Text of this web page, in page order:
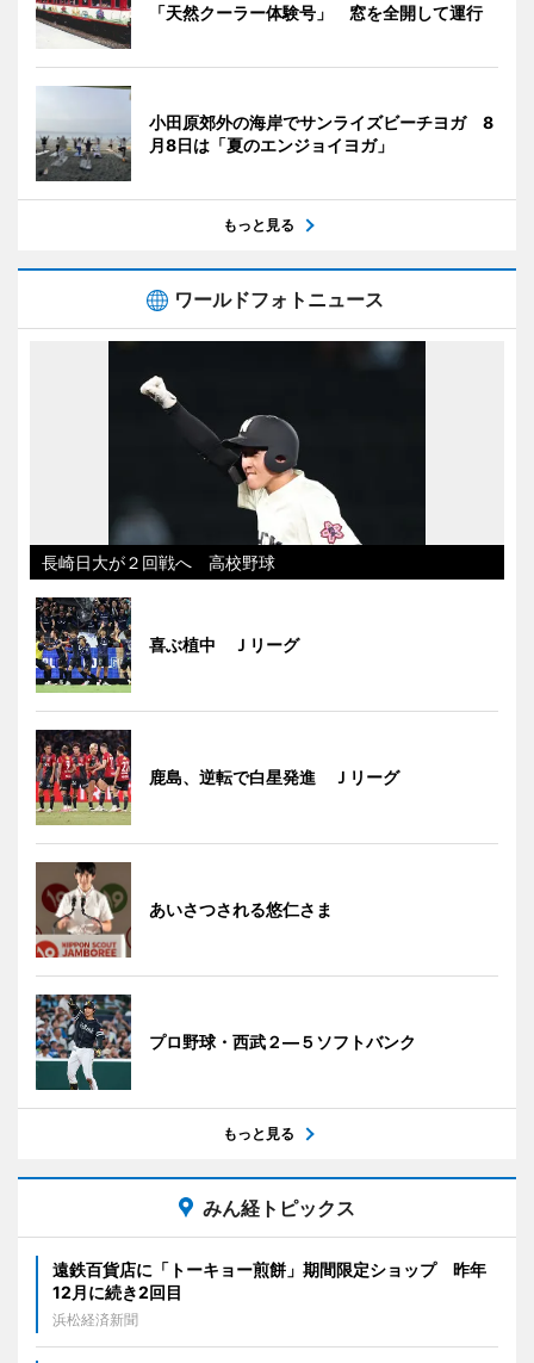
「天然クーラー体験号」 窓を全開して運行
小田原郊外の海岸でサンライズビーチヨガ 8
月8日は「夏のエンジョイヨガ」
もっと見る
ワールドフォトニュース
長崎日大が２回戦へ 高校野球
喜ぶ植中 Ｊリーグ
鹿島、逆転で白星発進 Ｊリーグ
あいさつされる悠仁さま
プロ野球・西武２―５ソフトバンク
もっと見る
みん経トピックス
遠鉄百貨店に「トーキョー煎餅」期間限定ショップ 昨年
12月に続き2回目
浜松経済新聞